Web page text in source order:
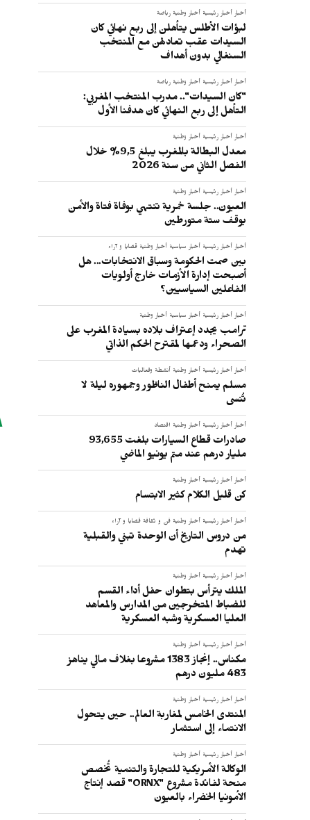
أخبار أخبار رئيسية أخبار وطنية رياضة
لبؤات الأطلس يتأهلن إلى ربع نهائي كان
السيدات عقب تعادلهن مع المنتخب
السنغالي بدون أهداف
أخبار أخبار رئيسية أخبار وطنية رياضة
"كان السيدات".. مدرب المنتخب المغربي:
التأهل إلى ربع النهائي كان هدفنا الأول
أخبار أخبار رئيسية أخبار وطنية
معدل البطالة بالمغرب يبلغ 9,5% خلال
الفصل الثاني من سنة 2026
أخبار أخبار رئيسية أخبار وطنية
العيون.. جلسة خمرية تنتهي بوفاة فتاة والأمن
يوقف ستة متورطين
أخبار أخبار رئيسية أخبار سياسية أخبار وطنية قضايا و آراء
بين صمت الحكومة وسباق الانتخابات... هل
أصبحت إدارة الأزمات خارج أولويات
الفاعلين السياسيين؟
أخبار أخبار رئيسية أخبار سياسية أخبار وطنية
ترامب يجدد إعتراف بلاده بسيادة المغرب على
الصحراء ودعمها لمقترح الحكم الذاتي
أخبار أخبار رئيسية أخبار وطنية أنشطة وفعاليات
مسلم يمنح أطفال الناظور وجمهوره ليلة لا
تُنسى
أخبار أخبار رئيسية أخبار وطنية اقتصاد
صادرات قطاع السيارات بلغت 93,655
مليار درهم عند متم يونيو الماضي
أخبار أخبار رئيسية أخبار وطنية
كن قليل الكلام كثير الابتسام
أخبار أخبار رئيسية أخبار وطنية فن و ثقافة قضايا و آراء
من دروس التاريخ أن الوحدة تبني والقبلية
تهدم
أخبار أخبار رئيسية أخبار وطنية
الملك يترأس بتطوان حفل أداء القسم
للضباط المتخرجين من المدارس والمعاهد
العليا العسكرية وشبه العسكرية
أخبار أخبار رئيسية أخبار وطنية
مكناس.. إنجاز 1383 مشروعا بغلاف مالي يناهز
483 مليون درهم
أخبار أخبار رئيسية أخبار وطنية
المنتدى الخامس لمغاربة العالم.. حين يتحول
الانتماء إلى استثمار
أخبار أخبار رئيسية أخبار وطنية
الوكالة الأمريكية للتجارة والتنمية تُخصص
منحة لفائدة مشروع "ORNX" قصد إنتاج
الأمونيا الخضراء بالعيون